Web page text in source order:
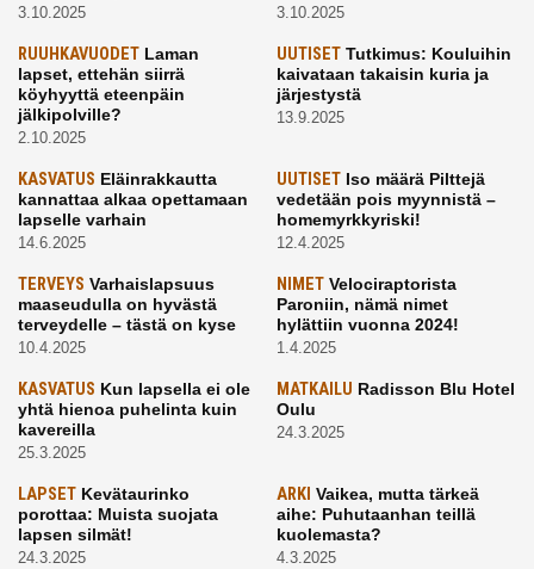
3.10.2025 3.10.2025
RUUHKAVUODET Laman
lapset, ettehän siirrä
köyhyyttä eteenpäin
jälkipolville?
2.10.2025
UUTISETTutkimus: Kouluihin
kaivataan takaisin kuria ja
järjestystä
13.9.2025
KASVATUS Eläinrakkautta
kannattaa alkaa opettamaan
lapselle varhain
14.6.2025
UUTISETIso määrä Pilttejä
vedetään pois myynnistä –
homemyrkkyriski!
12.4.2025
TERVEYS Varhaislapsuus
maaseudulla on hyvästä
terveydelle – tästä on kyse
10.4.2025
NIMETVelociraptorista
Paroniin, nämä nimet
hylättiin vuonna 2024!
1.4.2025
KASVATUS Kun lapsella ei ole
yhtä hienoa puhelinta kuin
kavereilla
25.3.2025
MATKAILU Radisson Blu Hotel
Oulu
24.3.2025
LAPSET Kevätaurinko
porottaa: Muista suojata
lapsen silmät!
24.3.2025
ARKI Vaikea, mutta tärkeä
aihe: Puhutaanhan teillä
kuolemasta?
4.3.2025